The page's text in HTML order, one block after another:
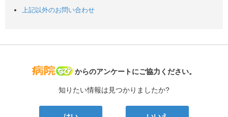
上記以外のお問い合わせ
病院なび
からのアンケートにご協力ください。
知りたい情報は見つかりましたか?